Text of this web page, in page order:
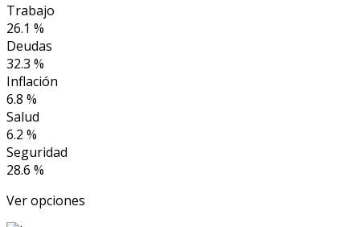
Trabajo
26.1 %
Deudas
32.3 %
Inflación
6.8 %
Salud
6.2 %
Seguridad
28.6 %
Ver opciones